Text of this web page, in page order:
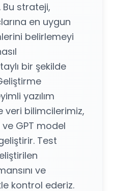
strateji,
en uygun
belirlemeyi
bir şekilde
yazılım
veri bilimcilerimiz,
ve GPT model
Test
ve
kontrol ederiz.